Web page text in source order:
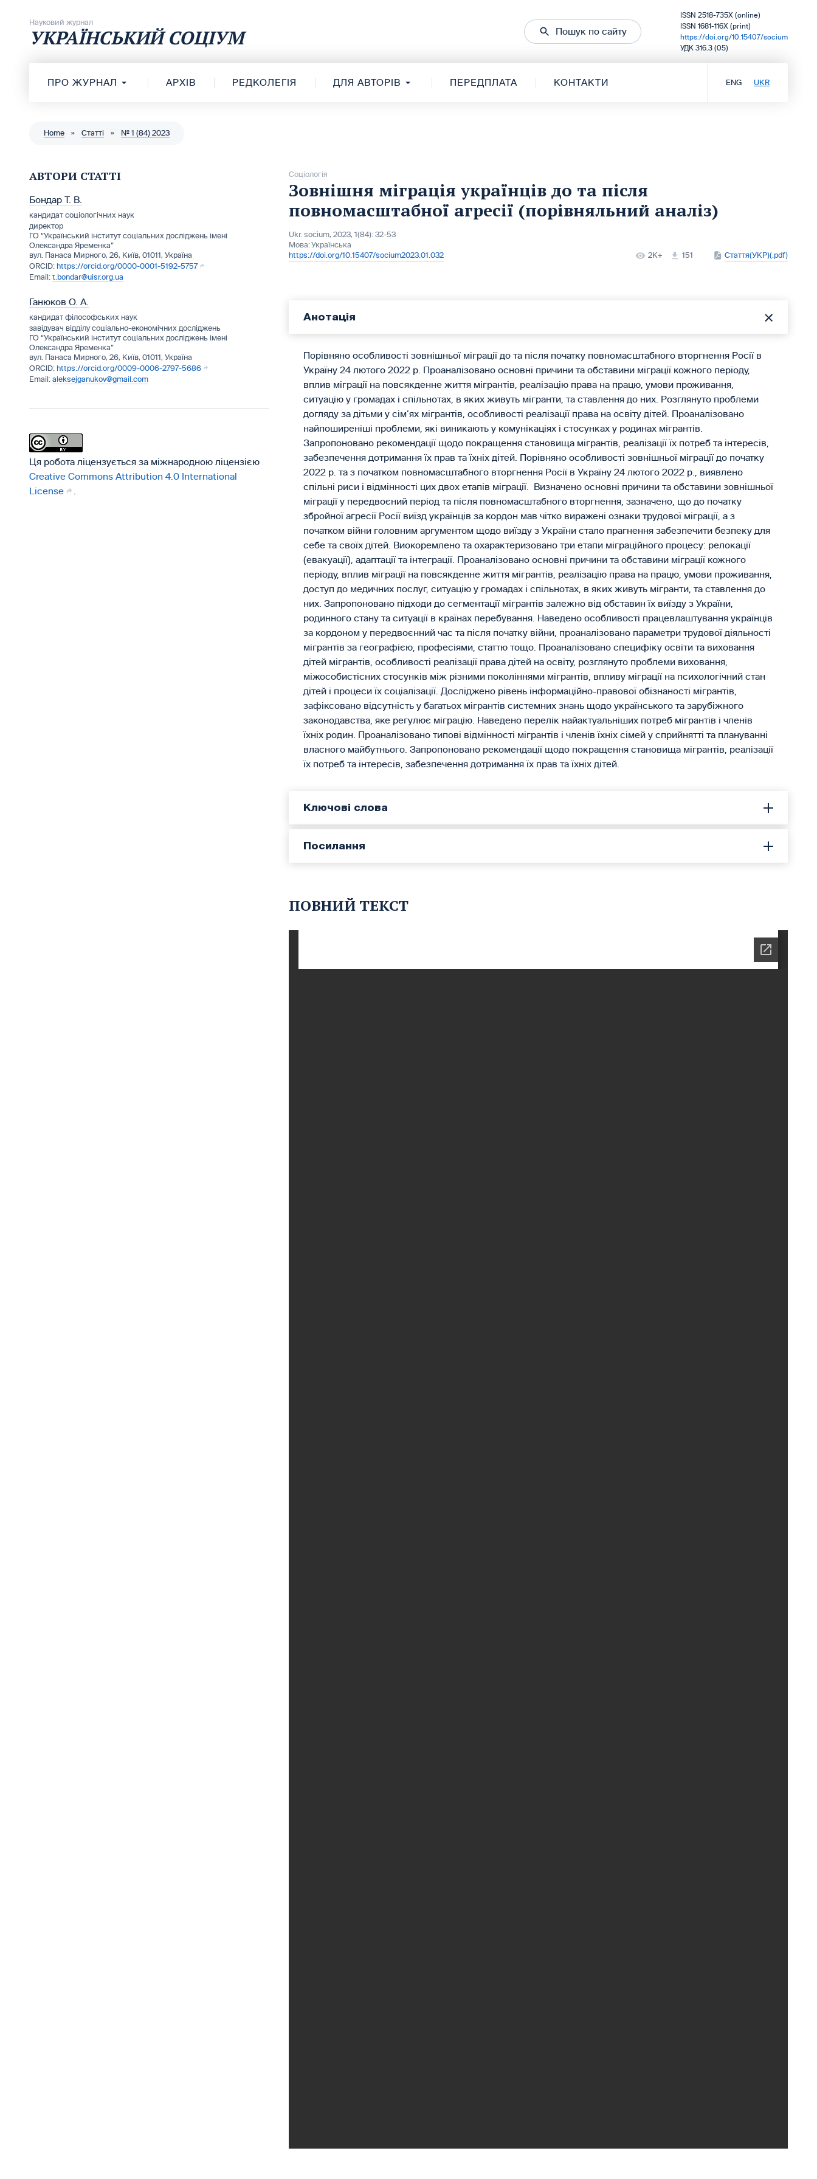
Науковий журнал
УКРАЇНСЬКИЙ СОЦІУМ Пошук по сайту
ISSN 2518-735X (online)
ISSN 1681-116X (print)
https://doi.org/10.15407/socium
УДК 316.3 (05)
ПРО ЖУРНАЛ АРХІВ РЕДКОЛЕГІЯ ДЛЯ АВТОРІВ ПЕРЕДПЛАТА КОНТАКТИ ENG UKR
Home » Статті » № 1 (84) 2023
АВТОРИ СТАТТІ
Бондар Т. В.
кандидат соціологічних наук
директор
ГО “Український інститут соціальних досліджень імені
Олександра Яременка”
вул. Панаса Мирного, 26, Київ, 01011, Україна
https://orcid.org/0000-0001-5192-5757
t.bondar@uisr.org.ua
Ганюков О. А.
кандидат філософських наук
завідувач відділу соціально-економічних досліджень
ГО “Український інститут соціальних досліджень імені
Олександра Яременка”
вул. Панаса Мирного, 26, Київ, 01011, Україна
https://orcid.org/0009-0006-2797-5686
aleksejganukov@gmail.com
Ця робота ліцензується за міжнародною ліцензією
Creative Commons Attribution 4.0 International
License
Соціологія
Зовнішня міграція українців до та після
повномасштабної агресії (порівняльний аналіз)
Ukr. socìum, 2023, 1(84): 32-53
Мова:Українська
https://doi.org/10.15407/socium2023.01.032
2K+ 151 Стаття(УКР)(.pdf)
Анотація
Порівняно особливості зовнішньої міграції до та після початку повномасштабного вторгнення Росії в
Україну 24 лютого 2022 р. Проаналізовано основні причини та обставини міграції кожного періоду,
вплив міграції на повсякденне життя мігрантів, реалізацію права на працю, умови проживання,
ситуацію у громадах і спільнотах, в яких живуть мігранти, та ставлення до них. Розглянуто проблеми
догляду за дітьми у сім’ях мігрантів, особливості реалізації права на освіту дітей. Проаналізовано
найпоширеніші проблеми, які виникають у комунікаціях і стосунках у родинах мігрантів.
Запропоновано рекомендації щодо покращення становища мігрантів, реалізації їх потреб та інтересів,
забезпечення дотримання їх прав та їхніх дітей. Порівняно особливості зовнішньої міграції до початку
2022 р. та з початком повно­масштабного вторгнення Росії в Україну 24 лютого 2022 р., виявлено
спільні риси і відмінності цих двох етапів міграції. Визначено основні причини та обставини зовнішньої
міграції у передвоєний період та після повномасштабного вторгнення, зазначено, що до початку
збройної агресії Росії виїзд українців за кордон мав чітко виражені ознаки трудової міграції, а з
початком війни головним аргументом щодо виїзду з України стало прагнення забезпечити безпеку для
себе та своїх дітей. Виокоремлено та охарактеризовано три етапи міграційного процесу: релокації
(евакуації), адаптації та інтеграції. Проаналізовано основні причини та обставини міграції кожного
періоду, вплив міграції на повсякденне життя мігрантів, реалізацію права на працю, умови проживання,
доступ до медичних послуг, ситуацію у громадах і спільнотах, в яких живуть мігранти, та ставлення до
них. Запропоновано підходи до сегментації мігрантів залежно від обставин їх виїзду з України,
родинного стану та ситуації в країнах перебування. Наведено особливості працевлаштування українців
за кордоном у передвоєнний час та після початку війни, проаналізовано параметри трудової діяльності
мігрантів за географією, професіями, статтю тощо. Проаналізовано специфіку освіти та виховання
дітей мігрантів, особливості реалізації права дітей на освіту, розглянуто проблеми виховання,
міжособистісних стосунків між різними поколіннями мігрантів, впливу міграції на психологічний стан
дітей і процеси їх соціалізації. Досліджено рівень інформаційно-правової обізнаності мігрантів,
зафіксовано відсутність у багатьох мігрантів системних знань щодо українського та зарубіжного
законодавства, яке регулює міграцію. Наведено перелік найактуальніших потреб мігрантів і членів
їхніх родин. Проаналізовано типові відмінності мігрантів і членів їхніх сімей у сприйнятті та плануванні
власного майбутнього. Запропоновано рекомендації щодо покращення становища мігрантів, реалізації
їх потреб та інтересів, забезпечення дотримання їх прав та їхніх дітей.
Ключові слова
Посилання
ПОВНИЙ ТЕКСТ